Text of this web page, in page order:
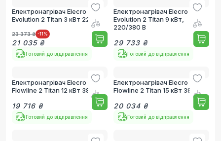
Електронагрівач Elecro
Evolution 2 Titan 3 кВт 220 В
23 373 ₴ -11 %
21 035 ₴
Готовий до відправлення
Електронагрівач Elecro
Evolution 2 Titan 9 кВт,
220/380 В
29 733 ₴
Готовий до відправлення
Електронагрівач Elecro
Flowline 2 Titan 12 кВт 380 В
19 716 ₴
Готовий до відправлення
Електронагрівач Elecro
Flowline 2 Titan 15 кВт 380 В
20 034 ₴
Готовий до відправлення